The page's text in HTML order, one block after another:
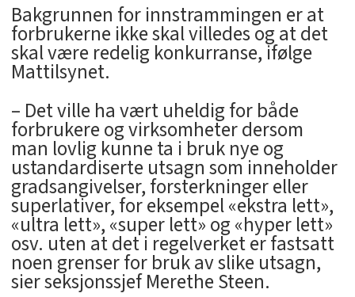
Bakgrunnen for innstrammingen er at
forbrukerne ikke skal villedes og at det
skal være redelig konkurranse, ifølge
Mattilsynet.
– Det ville ha vært uheldig for både
forbrukere og virksomheter dersom
man lovlig kunne ta i bruk nye og
ustandardiserte utsagn som inneholder
gradsangivelser, forsterkninger eller
superlativer, for eksempel «ekstra lett»,
«ultra lett», «super lett» og «hyper­ lett»
osv. uten at det i regelverket er fastsatt
noen grenser for bruk av slike utsagn,
sier seksjonssjef Merethe Steen.